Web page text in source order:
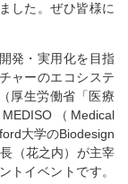
した。ぜひ皆様に
発・実用化を目指
ャーのエコシステ
厚生労働省「医療
（Medical
大学のBiodesign
（花之内）が主宰
トイベントです。